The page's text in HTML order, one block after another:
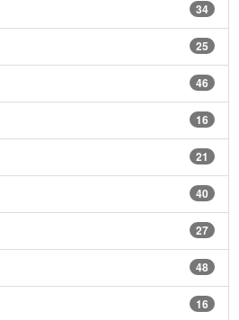
34
25
46
16
21
40
27
48
16